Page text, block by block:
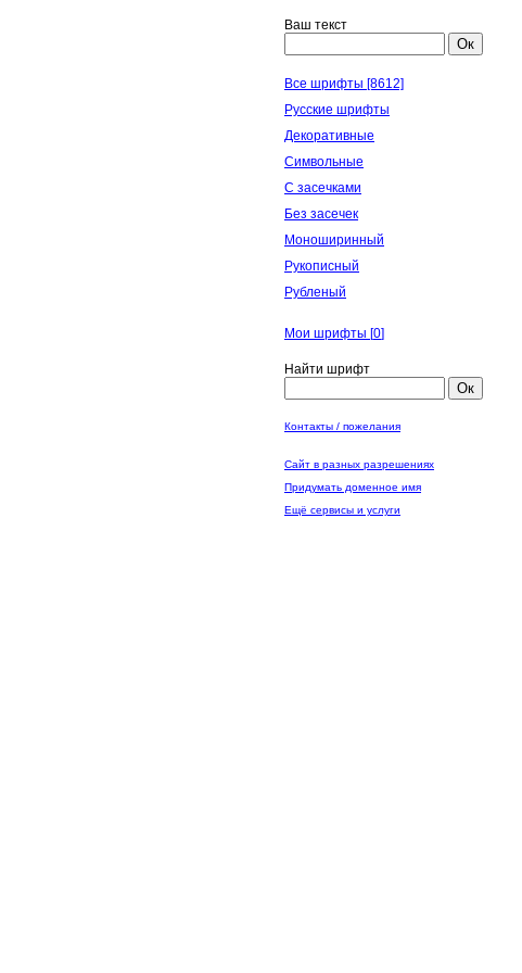
Ваш текст
Ок
Все шрифты [8612]
Русские шрифты
Декоративные
Символьные
С засечками
Без засечек
Моноширинный
Рукописный
Рубленый
Мои шрифты [0]
Найти шрифт
Ок
Контакты / пожелания
Сайт в разных разрешениях
Придумать доменное имя
Ещё сервисы и услуги